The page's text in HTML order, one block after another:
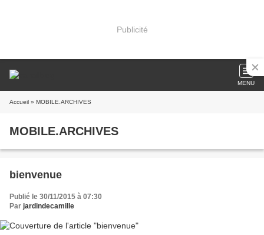
Publicité
MENU
Accueil » MOBILE.ARCHIVES
MOBILE.ARCHIVES
bienvenue
Publié le 30/11/2015 à 07:30
Par jardindecamille